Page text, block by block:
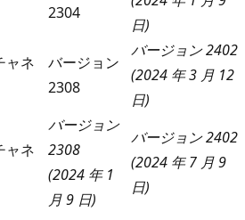
2304
日)
ャネ
バージョン
2308
バージョン 2402
(2024 年 3 月 12
日)
ャネ
バージョン
2308
(2024 年 1
月 9 日)
バージョン 2402
(2024 年 7 月 9
日)